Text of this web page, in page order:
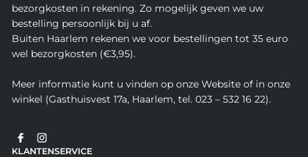
bezorgkosten in rekening. Zo mogelijk geven we uw
bestelling persoonlijk bij u af.
Buiten Haarlem rekenen we voor bestellingen tot 35 euro
wel bezorgkosten (€3,95).
Meer informatie kunt u vinden op onze Website of in onze
winkel (Gasthuisvest 17a, Haarlem, tel. 023 – 532 16 22).
KLANTENSERVICE